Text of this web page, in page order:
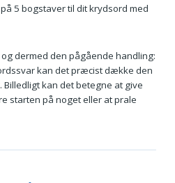
5 bogstaver til dit krydsord med
dermed den pågående handling:
kan det præcist dække den
Billedligt kan det betegne at give
starten på noget eller at prale